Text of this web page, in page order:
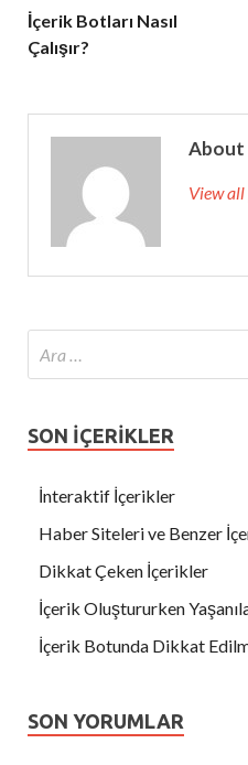
İçerik Botları Nasıl
Çalışır?
About
View
SON İÇERİKLER
İnteraktif İçerikler
Haber Siteleri ve Benzer
Dikkat Çeken İçerikler
İçerik Oluştururken
İçerik Botunda Dikkat
SON YORUMLAR